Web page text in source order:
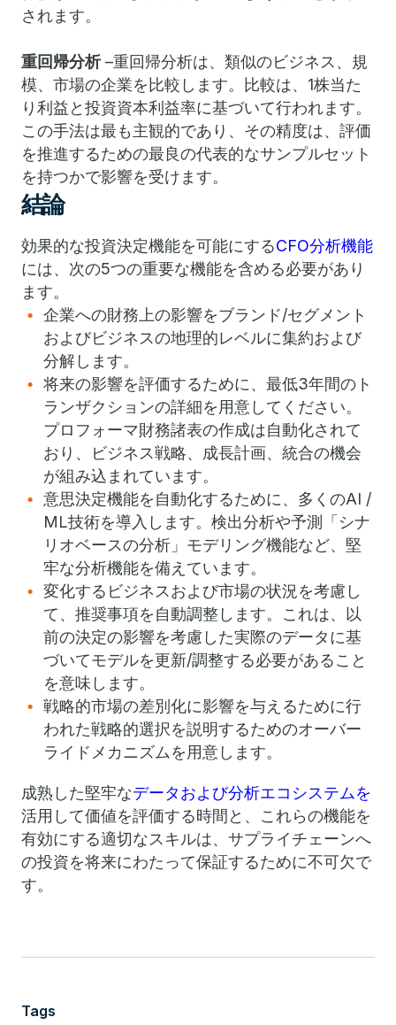
されます。
重回帰分析–重回帰分析は、類似のビジネス、規
模、市場の企業を比較します。
比較は、1株当た
り利益と投資資本利益率に基づいて行われます。
この手法は最も主観的であり、その精度は、評価
を推進するための最良の代表的なサンプルセット
を持つかで影響を受けます。
結論
効果的な投資決定機能を可能にするCFO分析機能
には、次の5つの重要な機能を含める必要があり
ます。
企業への財務上の影響をブランド/セグメント
およびビジネスの地理的レベルに集約および
分解します。
将来の影響を評価するために、最低3年間のト
ランザクションの詳細を用意してください。
プロフォーマ財務諸表の作成は自動化されて
おり、ビジネス戦略、成長計画、統合の機会
が組み込まれています。
意思決定機能を自動化するために、多くのAI /
ML技術を導入します。検出分析や予測「シナ
リオベースの分析」モデリング機能など、堅
牢な分析機能を備えています。
変化するビジネスおよび市場の状況を考慮し
て、推奨事項を自動調整します。 これは、以
前の決定の影響を考慮した実際のデータに基
づいてモデルを更新/調整する必要があること
を意味します。
戦略的市場の差別化に影響を与えるために行
われた戦略的選択を説明するためのオーバー
ライドメカニズムを用意します。
成熟した堅牢なデータおよび分析エコシステムを
活用して価値を評価する時間と 、これらの機能を
有効にする適切なスキルは、サプライチェーンへ
の投資を将来にわたって保証するために不可欠で
す。
Tags